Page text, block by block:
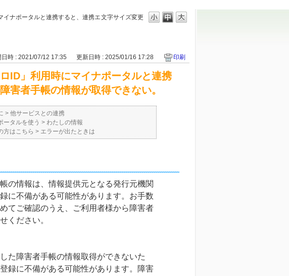
文字サイズ変更
イナポータルと連携すると、連携エ
日時 : 2021/07/12 17:35 更新日時 : 2025/01/16 17:28 印刷
ID」利用時にマイナポータルと連携
害者手帳の情報が取得できない。
> 他サービスとの連携
ータルを使う > わたしの情報
方はこちら > エラーが出たときは
の情報は、情報提供元となる発行元機関
に不備がある可能性があります。お手数
てご確認のうえ、ご利用者様から障害者
ください。
た障害者手帳の情報取得ができないた
録に不備がある可能性があります。障害